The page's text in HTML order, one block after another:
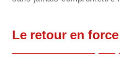
Le retour en